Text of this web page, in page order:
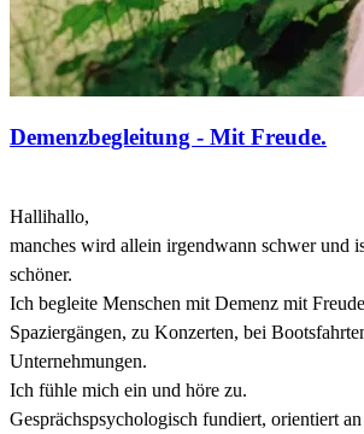
Demenzbegleitung - Mit Freude.
Hallihallo,
manches wird allein irgendwann schwer und
schöner.
Ich begleite Menschen mit Demenz mit
Spaziergängen, zu Konzerten, bei
Unternehmungen.
Ich fühle mich ein und höre zu.
Gesprächspsychologisch fundiert, orientiert